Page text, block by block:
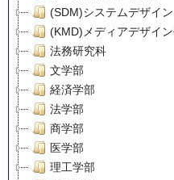
(SDM)システムデザイ
(KMD)メディアデザイ
法務研究科
文学部
経済学部
法学部
商学部
医学部
理工学部